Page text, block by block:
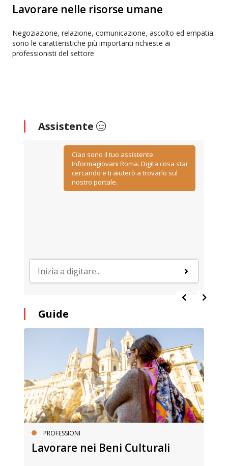
Lavorare nelle risorse umane
Negoziazione, relazione, comunicazione, ascolto ed empatia:
sono le caratteristiche più importanti richieste ai
professionisti del settore
Assistente
Ciao sono il tuo assistente
Informagiovani Roma. Digita cosa stai
cercando e ti aiuterò a trovarlo sul
nostro portale.
Guide
PROFESSIONI
Lavorare nei Beni Culturali